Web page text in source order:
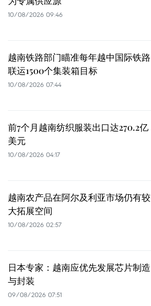
10/08/2026 09:46
越南铁路部门瞄准每年越中国际铁路
联运1500个集装箱目标
10/08/2026 07:44
前7个月越南纺织服装出口达270.2亿
美元
10/08/2026 04:17
越南农产品在阿尔及利亚市场仍有较
大拓展空间
10/08/2026 02:57
日本专家：越南应优先发展芯片制造
与封装
09/08/2026 07:51